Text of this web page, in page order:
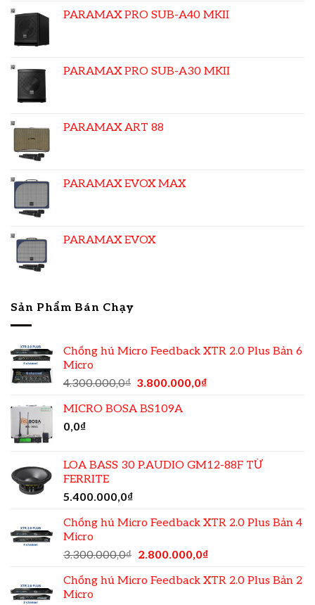
PARAMAX PRO SUB-A40 MKII
PARAMAX PRO SUB-A30 MKII
PARAMAX ART 88
PARAMAX EVOX MAX
PARAMAX EVOX
Sản Phẩm Bán Chạy
Chống hú Micro Feedback XTR 2.0 Plus Bản 6
Micro
4.300.000,0₫ 3.800.000,0₫
MICRO BOSA BS109A
0,0₫
LOA BASS 30 P.AUDIO GM12-88F TỪ
FERRITE
5.400.000,0₫
Chống hú Micro Feedback XTR 2.0 Plus Bản 4
Micro
3.300.000,0₫ 2.800.000,0₫
Chống hú Micro Feedback XTR 2.0 Plus Bản 2
Micro